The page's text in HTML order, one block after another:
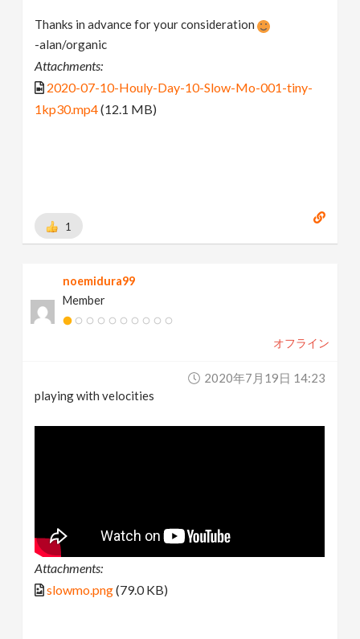
Thanks in advance for your consideration
-alan/organic
Attachments:
2020-07-10-Houly-Day-10-Slow-Mo-001-tiny-
1kp30.mp4(12.1 MB)
1
noemidura99
Member
オフライン
2020年7月19日 14:23
playing with velocities
Attachments:
slowmo.png(79.0 KB)